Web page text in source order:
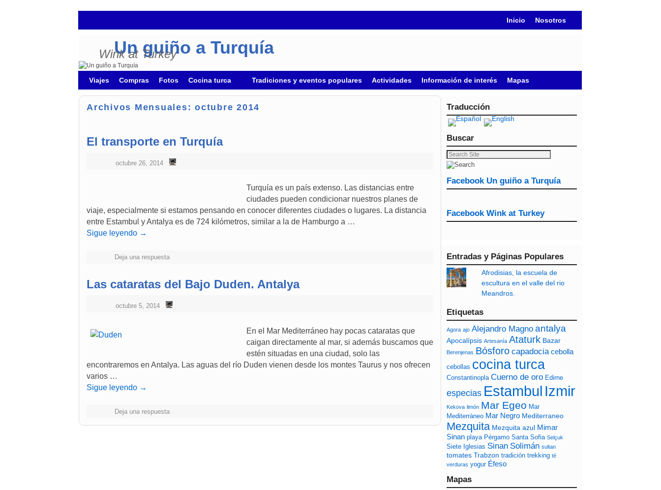
Inicio Nosotros
Un guiño a Turquía
Wink at Turkey
Viajes Compras Fotos Cocina turca Tradiciones y eventos populares Actividades Información de interés Mapas
Archivos Mensuales:octubre 2014
El transporte en Turquía
octubre 26, 2014
Turquía es un país extenso. Las distancias entre
ciudades pueden condicionar nuestros planes de
viaje, especialmente si estamos pensando en conocer diferentes ciudades o lugares. La distancia
entre Estambul y Antalya es de 724 kilómetros, similar a la de Hamburgo a …
Sigue leyendo →
Deja una respuesta
Las cataratas del Bajo Duden. Antalya
octubre 5, 2014
En el Mar Mediterráneo hay pocas cataratas que
caigan directamente al mar, si además buscamos que
estén situadas en una ciudad, solo las
encontraremos en Antalya. Las aguas del río Duden vienen desde los montes Taurus y nos ofrecen
varios …
Sigue leyendo →
Deja una respuesta
Traducción
Buscar
Facebook Un guiño a Turquía
Facebook Wink at Turkey
Entradas y Páginas Populares
Afrodisias, la escuela de
escultura en el valle del rio
Meandros.
Etiquetas
Agora ajo Alejandro Magno antalya
Apocalípsis Artesanía Ataturk Bazar
Berenjenas Bósforo capadocia cebolla
cebollas cocina turca
Constantinopla Cuerno de oro Edirne
especias Estambul Izmir
Kekova limón Mar Egeo Mar
Mediterráneo Mar Negro Mediterraneo
Mezquita Mezquita azul Mimar
Sinan playa Pérgamo Santa Sofia Selçuk
Siete Iglesias Sinan Solimán sultan
tomates Trabzon tradición trekking té
verduras yogur Éfeso
Mapas